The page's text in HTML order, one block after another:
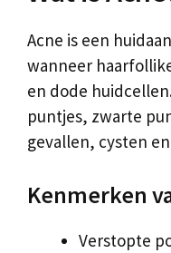
Acne is een
wanneer
en dode
puntjes, zwarte
gevallen, cysten
Kenmerken
Verstopte